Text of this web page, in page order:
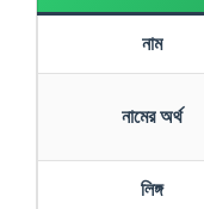
নাম
নামের অর্থ
লিঙ্গ